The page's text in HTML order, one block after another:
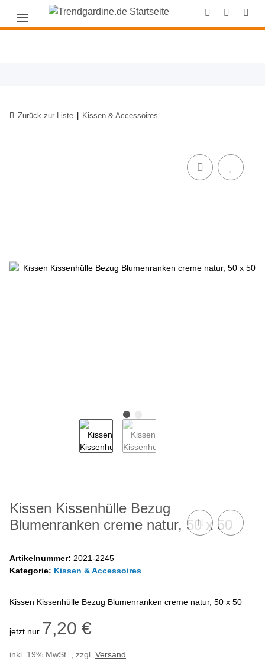
Zurück zur Liste Kissen & Accessoires
Kissen Kissenhülle Bezug
Blumenranken creme natur, 50 x 50
Artikelnummer: 2021-2245
Kategorie: Kissen & Accessoires
Kissen Kissenhülle Bezug Blumenranken creme natur, 50 x 50
jetzt nur 7,20 €
inkl. 19% MwSt. , zzgl. Versand